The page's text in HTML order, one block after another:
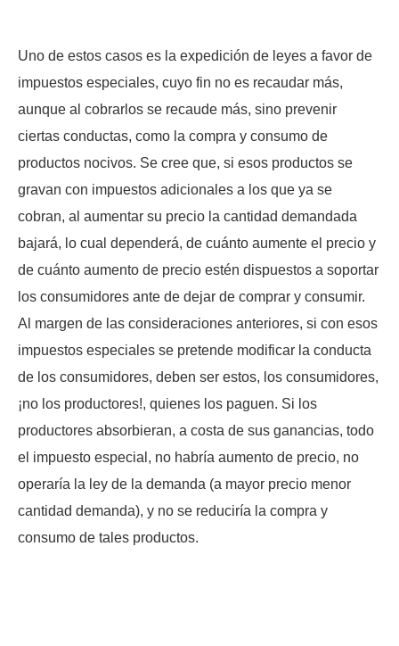
Uno de estos casos es la expedición de leyes a favor de
impuestos especiales, cuyo fin no es recaudar más,
aunque al cobrarlos se recaude más, sino prevenir
ciertas conductas, como la compra y consumo de
productos nocivos. Se cree que, si esos productos se
gravan con impuestos adicionales a los que ya se
cobran, al aumentar su precio la cantidad demandada
bajará, lo cual dependerá, de cuánto aumente el precio y
de cuánto aumento de precio estén dispuestos a soportar
los consumidores ante de dejar de comprar y consumir.
Al margen de las consideraciones anteriores, si con esos
impuestos especiales se pretende modificar la conducta
de los consumidores, deben ser estos, los consumidores,
¡no los productores!, quienes los paguen. Si los
productores absorbieran, a costa de sus ganancias, todo
el impuesto especial, no habría aumento de precio, no
operaría la ley de la demanda (a mayor precio menor
cantidad demanda), y no se reduciría la compra y
consumo de tales productos.